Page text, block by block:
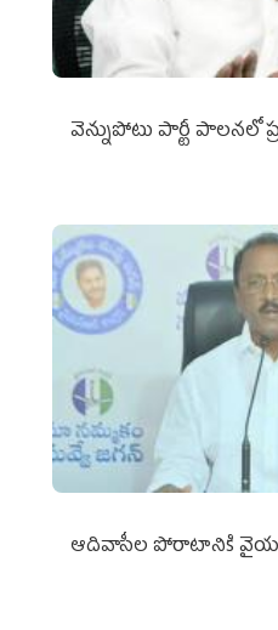
వెన్నుపోటు పార్టీ పాలనలో
ఆదివాసీల పోరాటానికి